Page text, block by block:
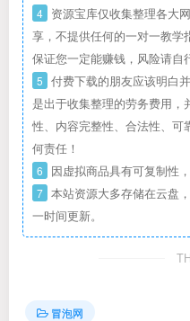
4 资源宝库仅收集整理各大
享，不提供任何的一对一教学
保证您一定能赚钱，风险请自
5 付费下载的朋友应该明白
是出于收集整理的劳务费用，
性、内容完整性、合法性、可
何责任！
6 因虚拟商品具有可复制性
7 本站资源大多存储在云盘
一时间更新。
冒泡网